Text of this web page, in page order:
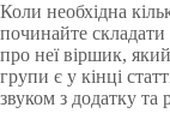
Коли необхідна
починайте
про неї віршик,
групи є у кінці
звуком з додатку